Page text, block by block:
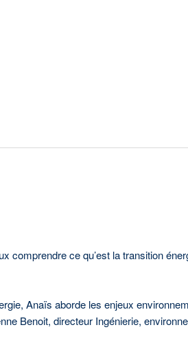
comprendre ce qu’est la transition
Anaïs aborde les enjeux
Benoit, directeur Ingénierie,